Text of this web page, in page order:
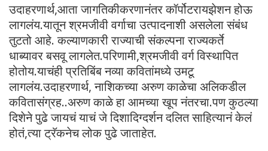
उदाहरणार्थ,आता जागतिकीकरणानंतर कॉर्पोटरायझेशन होऊ
लागलंय.यातून श्रमजीवी वर्गाचा उत्पादनाशी असलेला संबंध
तुटतो आहे. कल्याणकारी राज्याची संकल्पना राज्यकर्ते
धाब्यावर बसवू लागलेत.परिणामी,श्रमजीवी वर्ग विस्थापित
होतोय.याचंही प्रतिबिंब नव्या कवितांमध्ये उमटू
लागलंय.उदाहरणार्थ, नाशिकच्या अरुण काळेचा अलिकडील
कवितासंग्रह..अरुण काळे हा आमच्या खूप नंतरचा.पण कुठल्या
दिशेने पुढे जायचं याचं जे दिशादिग्दर्शन दलित साहित्यानं केलं
होतं,त्या ट्रॅकनेच लोक पुढे जाताहेत.